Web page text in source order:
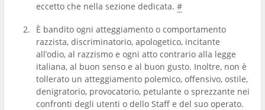
eccetto che nella sezione dedicata. #
È bandito ogni atteggiamento o comportamento
razzista, discriminatorio, apologetico, incitante
all’odio, al razzismo e ogni atto contrario alla legge
italiana, al buon senso e al buon gusto. Inoltre, non è
tollerato un atteggiamento polemico, offensivo, ostile,
denigratorio, provocatorio, petulante o sprezzante nei
confronti degli utenti o dello Staff e del suo operato.